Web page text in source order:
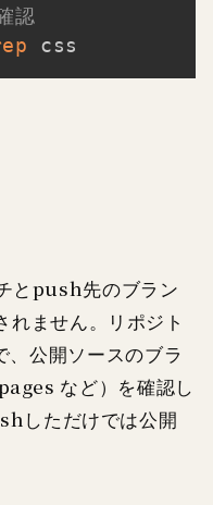
認
css
とpush先のブラン
れません。リポジト
公開ソースのブラ
など）を確認し
しただけでは公開